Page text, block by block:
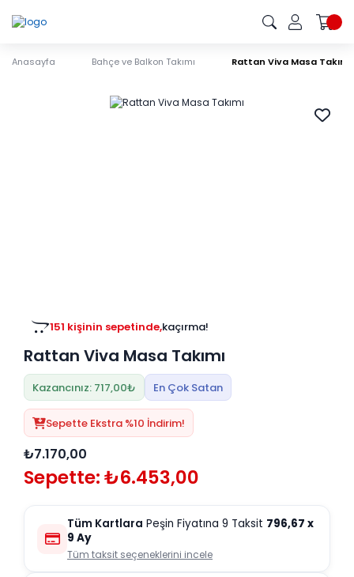
Anasayfa Bahçe ve Balkon Takımı Rattan Viva Masa Takımı
151 kişinin sepetinde,kaçırma!
Rattan Viva Masa Takımı
Kazancınız: 717,00₺ En Çok Satan
Sepette Ekstra %10 İndirim!
₺7.170,00
Sepette: ₺6.453,00
Tüm Kartlara Peşin Fiyatına 9 Taksit 796,67 x
9 Ay
Tüm taksit seçeneklerini incele